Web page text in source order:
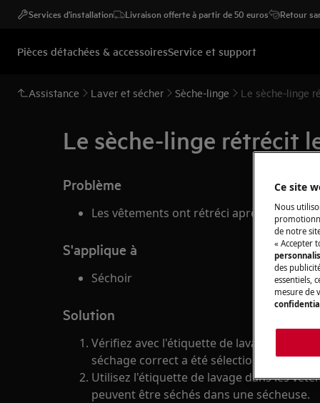
Services d'installation Livraison offerte à partir de 50 euros Retour
Pièces détachées & accessoiresService et support
Assistance Laver et sécher Sèche-linge Le sèche-linge
Le sèche-linge rétrécit
Problème
Les vêtements ont rétréci après séchage
S'applique à
Séchoir
Solution
Vérifiez avec l'étiquette de lavage dans
séchage correct a été sélectionné.
Utilisez l'étiquette de lavage dans les
peuvent être séchés dans une sécheuse.
Ce site
Nous
de notre
« Accepter
des
essentiels,
mesure de